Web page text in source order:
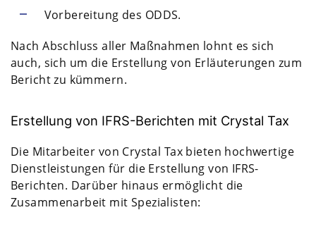
Vorbereitung des ODDS.
Nach Abschluss aller Maßnahmen lohnt es sich
auch, sich um die Erstellung von Erläuterungen zum
Bericht zu kümmern.
Erstellung von IFRS-Berichten mit Crystal Tax
Die Mitarbeiter von Crystal Tax bieten hochwertige
Dienstleistungen für die Erstellung von IFRS-
Berichten. Darüber hinaus ermöglicht die
Zusammenarbeit mit Spezialisten: